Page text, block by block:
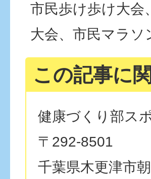
市民歩け歩け大
大会、市民マラソ
この記事に
健康づくり部ス
〒292-8501
千葉県木更津市